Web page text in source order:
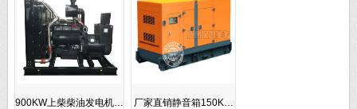
900KW上柴柴油发电机… 厂家直销静音箱150K…